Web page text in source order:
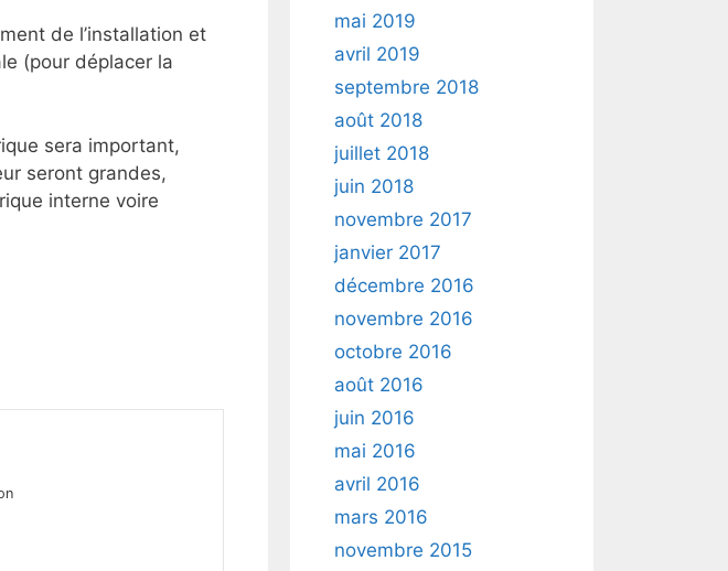
de l’installation et
(pour déplacer la
sera important,
seront grandes,
interne voire
mai 2019
avril 2019
septembre 2018
août 2018
juillet 2018
juin 2018
novembre 2017
janvier 2017
décembre 2016
novembre 2016
octobre 2016
août 2016
juin 2016
mai 2016
avril 2016
mars 2016
novembre 2015